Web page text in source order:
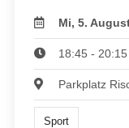
Mi, 5.
18:45 -
Parkplatz
Sport